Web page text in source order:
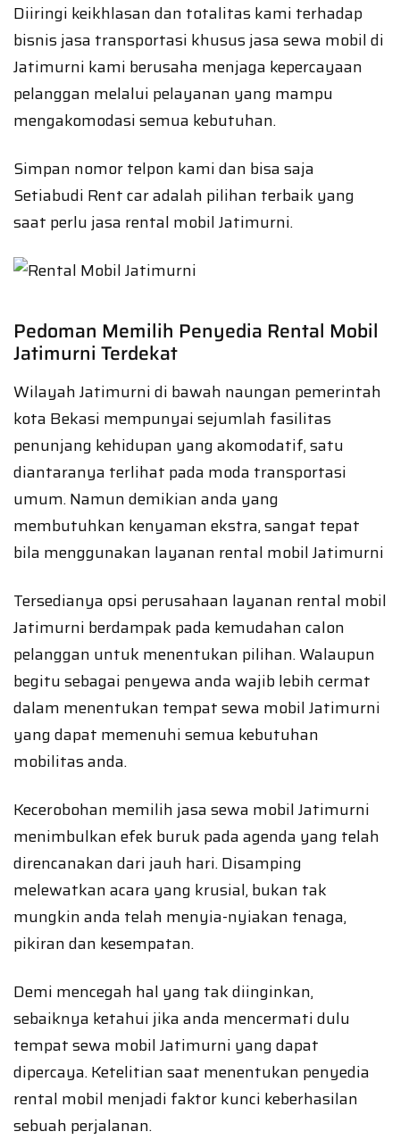
Diiringi keikhlasan dan totalitas kami terhadap
bisnis jasa transportasi khusus jasa sewa mobil di
Jatimurni kami berusaha menjaga kepercayaan
pelanggan melalui pelayanan yang mampu
mengakomodasi semua kebutuhan.
Simpan nomor telpon kami dan bisa saja
Setiabudi Rent car adalah pilihan terbaik yang
saat perlu jasa rental mobil Jatimurni.
Pedoman Memilih Penyedia Rental Mobil
Jatimurni Terdekat
Wilayah Jatimurni di bawah naungan pemerintah
kota Bekasi mempunyai sejumlah fasilitas
penunjang kehidupan yang akomodatif, satu
diantaranya terlihat pada moda transportasi
umum. Namun demikian anda yang
membutuhkan kenyaman ekstra, sangat tepat
bila menggunakan layanan rental mobil Jatimurni
Tersedianya opsi perusahaan layanan rental mobil
Jatimurni berdampak pada kemudahan calon
pelanggan untuk menentukan pilihan. Walaupun
begitu sebagai penyewa anda wajib lebih cermat
dalam menentukan tempat sewa mobil Jatimurni
yang dapat memenuhi semua kebutuhan
mobilitas anda.
Kecerobohan memilih jasa sewa mobil Jatimurni
menimbulkan efek buruk pada agenda yang telah
direncanakan dari jauh hari. Disamping
melewatkan acara yang krusial, bukan tak
mungkin anda telah menyia-nyiakan tenaga,
pikiran dan kesempatan.
Demi mencegah hal yang tak diinginkan,
sebaiknya ketahui jika anda mencermati dulu
tempat sewa mobil Jatimurni yang dapat
dipercaya. Ketelitian saat menentukan penyedia
rental mobil menjadi faktor kunci keberhasilan
sebuah perjalanan.